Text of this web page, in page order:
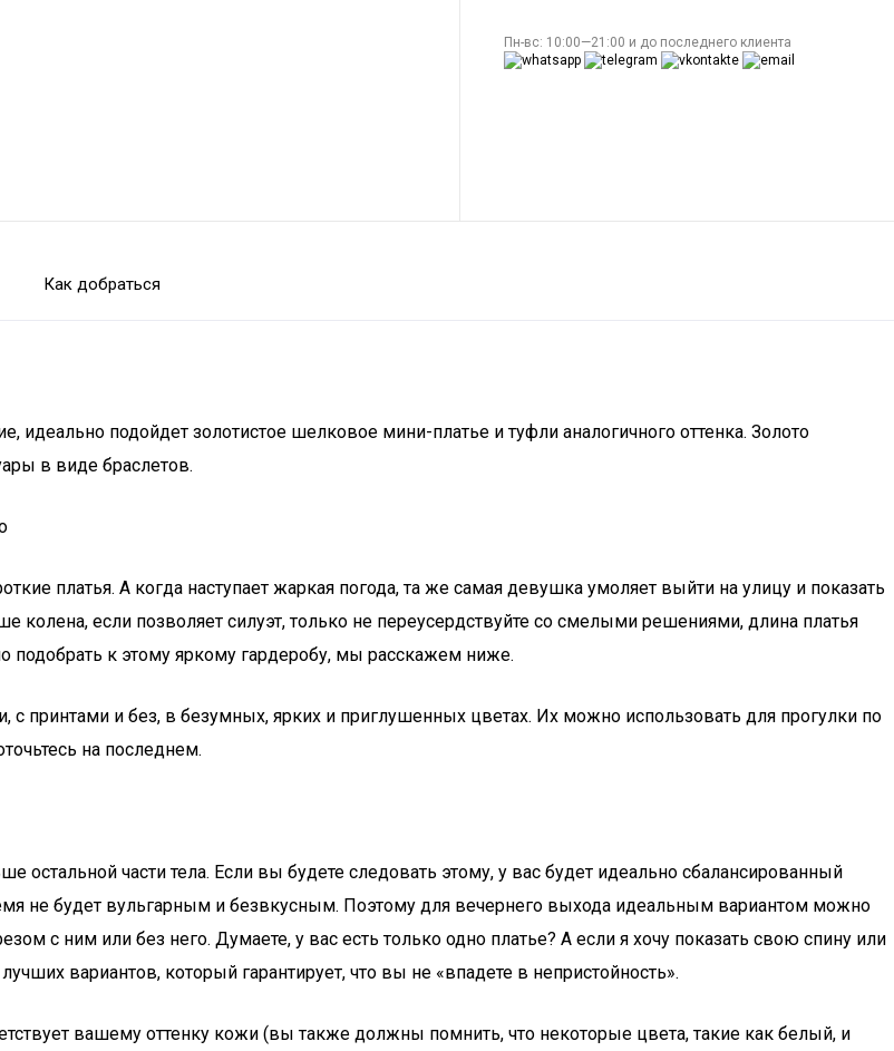
Пн-вс: 10:00—21:00 и до последнего клиента
Как добраться
подойдет золотистое шелковое мини-платье и туфли аналогичного оттенка. Золото
в виде браслетов.
платья. А когда наступает жаркая погода, та же самая девушка умоляет выйти на улицу и показать
если позволяет силуэт, только не переусердствуйте со смелыми решениями, длина платья
подобрать к этому яркому гардеробу, мы расскажем ниже.
принтами и без, в безумных, ярких и приглушенных цветах. Их можно использовать для прогулки по
на последнем.
остальной части тела. Если вы будете следовать этому, у вас будет идеально сбалансированный
не будет вульгарным и безвкусным. Поэтому для вечернего выхода идеальным вариантом можно
с ним или без него. Думаете, у вас есть только одно платье? А если я хочу показать свою спину или
вариантов, который гарантирует, что вы не «впадете в непристойность».
вашему оттенку кожи (вы также должны помнить, что некоторые цвета, такие как белый, и